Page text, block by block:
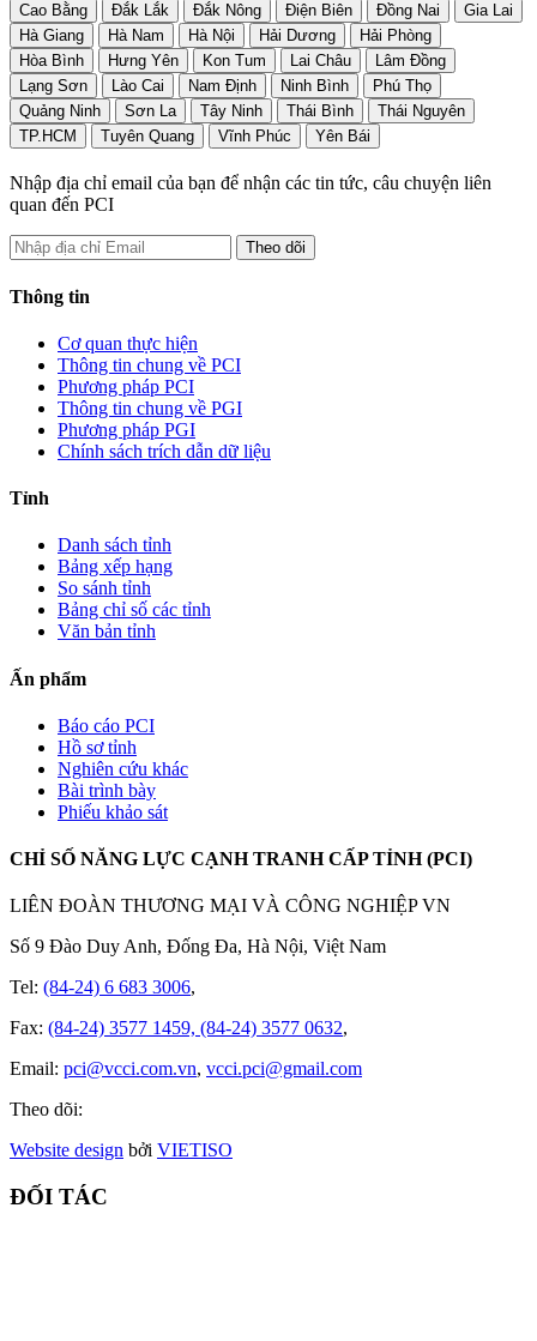
Cao Bằng
Đắk Lắk Đắk Nông Điện Biên Đồng Nai
Gia Lai
Hà Giang
Hà Nam Hà Nội Hải Dương
Hải Phòng
Hòa Bình
Hưng Yên Kon Tum Lai Châu
Lâm Đồng
Lạng Sơn
Lào Cai Nam Định Ninh Bình
Phú Thọ
Quảng Ninh
Sơn La Tây Ninh Thái Bình
Thái Nguyên
TP.HCM
Tuyên Quang Vĩnh Phúc Yên Bái
Nhập địa chỉ email của bạn để nhận các tin tức, câu chuyện liên
quan đến PCI
Thông tin
Cơ quan thực hiện
Thông tin chung về PCI
Phương pháp PCI
Thông tin chung về PGI
Phương pháp PGI
Chính sách trích dẫn dữ liệu
Tỉnh
Danh sách tỉnh
Bảng xếp hạng
So sánh tỉnh
Bảng chỉ số các tỉnh
Văn bản tỉnh
Ấn phẩm
Báo cáo PCI
Hồ sơ tỉnh
Nghiên cứu khác
Bài trình bày
Phiếu khảo sát
CHỈ SỐ NĂNG LỰC CẠNH TRANH CẤP TỈNH (PCI)
LIÊN ĐOÀN THƯƠNG MẠI VÀ CÔNG NGHIỆP VN
Số 9 Đào Duy Anh, Đống Đa, Hà Nội, Việt Nam
Tel: (84-24) 6 683 3006,
Fax: (84-24) 3577 1459, (84-24) 3577 0632,
Email: pci@vcci.com.vn, vcci.pci@gmail.com
Theo dõi:
Website design bởi VIETISO
ĐỐI TÁC